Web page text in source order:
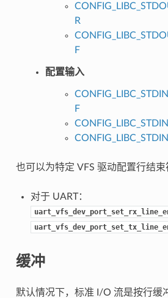
R
F
配置输入
F
也可以为特定 VFS 驱动配置行结束
对于 UART：
缓冲
默认情况下，标准 I/O 流是按行缓